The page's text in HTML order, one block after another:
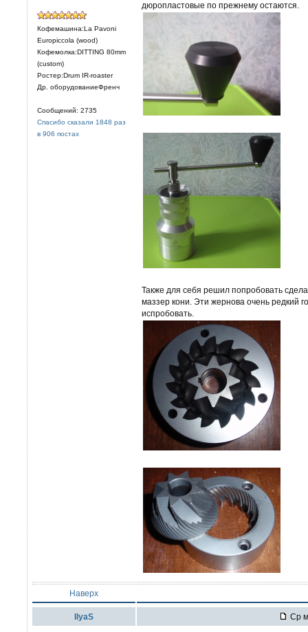
Кофемашина:La Pavoni
Europiccola (wood)
Кофемолка:DITTING 80mm
(custom)
Ростер:Drum IR-roaster
Др. оборудованиеФренч
Сообщений: 2735
Спасибо сказали 1848 раз
в 906 постах
дюропластовые по прежнему остаются.
Также для себя решил попробовать
маззер кони. Эти жернова очень редкий
испробовать.
Наверх
IlyaS Ср